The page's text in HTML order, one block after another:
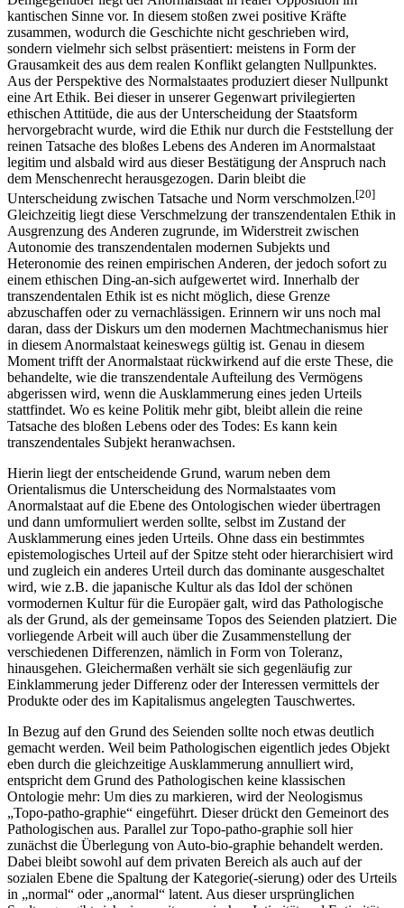
kantischen Sinne vor. In diesem stoßen zwei positive Kräfte
zusammen, wodurch die Geschichte nicht geschrieben wird,
sondern vielmehr sich selbst präsentiert: meistens in Form der
Grausamkeit des aus dem realen Konflikt gelangten Nullpunktes.
Aus der Perspektive des Normalstaates produziert dieser Nullpunkt
eine Art Ethik. Bei dieser in unserer Gegenwart privilegierten
ethischen Attitüde, die aus der Unterscheidung der Staatsform
hervorgebracht wurde, wird die Ethik nur durch die Feststellung der
reinen Tatsache des bloßes Lebens des Anderen im Anormalstaat
legitim und alsbald wird aus dieser Bestätigung der Anspruch nach
dem Menschenrecht herausgezogen. Darin bleibt die
Unterscheidung zwischen Tatsache und Norm verschmolzen.[20]
Gleichzeitig liegt diese Verschmelzung der transzendentalen Ethik in
Ausgrenzung des Anderen zugrunde, im Widerstreit zwischen
Autonomie des transzendentalen modernen Subjekts und
Heteronomie des reinen empirischen Anderen, der jedoch sofort zu
einem ethischen Ding-an-sich aufgewertet wird. Innerhalb der
transzendentalen Ethik ist es nicht möglich, diese Grenze
abzuschaffen oder zu vernachlässigen. Erinnern wir uns noch mal
daran, dass der Diskurs um den modernen Machtmechanismus hier
in diesem Anormalstaat keineswegs gültig ist. Genau in diesem
Moment trifft der Anormalstaat rückwirkend auf die erste These, die
behandelte, wie die transzendentale Aufteilung des Vermögens
abgerissen wird, wenn die Ausklammerung eines jeden Urteils
stattfindet. Wo es keine Politik mehr gibt, bleibt allein die reine
Tatsache des bloßen Lebens oder des Todes: Es kann kein
transzendentales Subjekt heranwachsen.
Hierin liegt der entscheidende Grund, warum neben dem
Orientalismus die Unterscheidung des Normalstaates vom
Anormalstaat auf die Ebene des Ontologischen wieder übertragen
und dann umformuliert werden sollte, selbst im Zustand der
Ausklammerung eines jeden Urteils. Ohne dass ein bestimmtes
epistemologisches Urteil auf der Spitze steht oder hierarchisiert wird
und zugleich ein anderes Urteil durch das dominante ausgeschaltet
wird, wie z.B. die japanische Kultur als das Idol der schönen
vormodernen Kultur für die Europäer galt, wird das Pathologische
als der Grund, als der gemeinsame Topos des Seienden platziert. Die
vorliegende Arbeit will auch über die Zusammenstellung der
verschiedenen Differenzen, nämlich in Form von Toleranz,
hinausgehen. Gleichermaßen verhält sie sich gegenläufig zur
Einklammerung jeder Differenz oder der Interessen vermittels der
Produkte oder des im Kapitalismus angelegten Tauschwertes.
In Bezug auf den Grund des Seienden sollte noch etwas deutlich
gemacht werden. Weil beim Pathologischen eigentlich jedes Objekt
eben durch die gleichzeitige Ausklammerung annulliert wird,
entspricht dem Grund des Pathologischen keine klassischen
Ontologie mehr: Um dies zu markieren, wird der Neologismus
„Topo-patho-graphie“ eingeführt. Dieser drückt den Gemeinort des
Pathologischen aus. Parallel zur Topo-patho-graphie soll hier
zunächst die Überlegung von Auto-bio-graphie behandelt werden.
Dabei bleibt sowohl auf dem privaten Bereich als auch auf der
sozialen Ebene die Spaltung der Kategorie(-sierung) oder des Urteils
in „normal“ oder „anormal“ latent. Aus dieser ursprünglichen